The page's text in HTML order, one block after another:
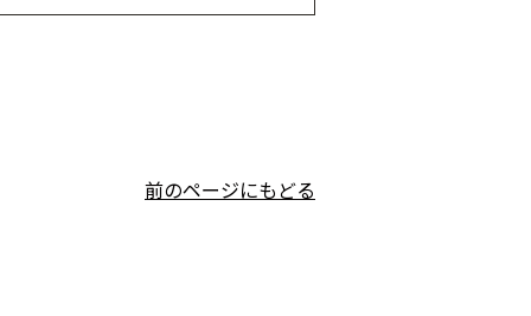
前のページにもどる